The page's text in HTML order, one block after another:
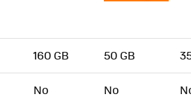
160 GB 50 GB
No No